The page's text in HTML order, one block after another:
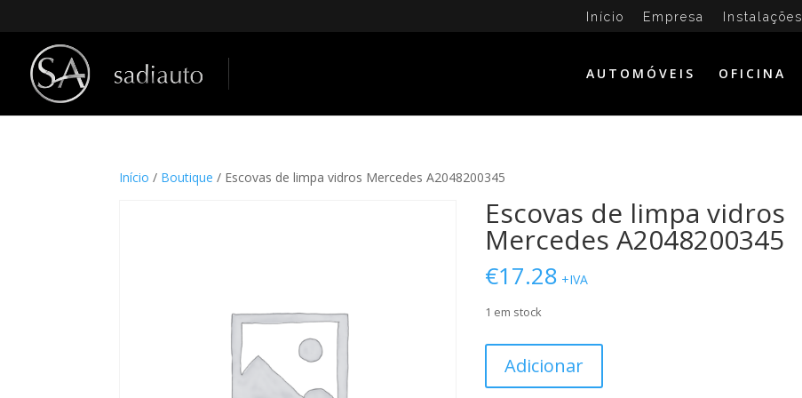
Início Empresa Instalações
AUTOMÓVEIS OFICINA
Início / Boutique / Escovas de limpa vidros Mercedes A2048200345
Escovas de limpa vidros
Mercedes A2048200345
€17.28 +IVA
1 em stock
Escovas
Adicionar